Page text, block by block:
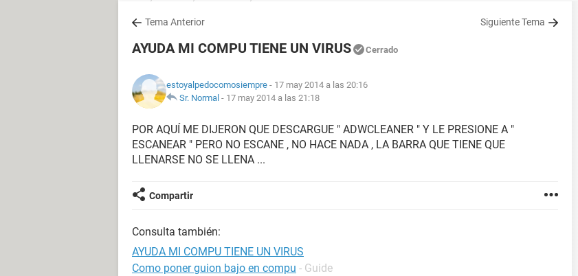
Tema Anterior Siguiente Tema
AYUDA MI COMPU TIENE UN VIRUS Cerrado
estoyalpedocomosiempre - 17 may 2014 a las 20:16
Sr. Normal - 17 may 2014 a las 21:18
POR AQUÍ ME DIJERON QUE DESCARGUE " ADWCLEANER " Y LE PRESIONE A "
ESCANEAR " PERO NO ESCANE , NO HACE NADA , LA BARRA QUE TIENE QUE
LLENARSE NO SE LLENA ...
Compartir
Consulta también:
AYUDA MI COMPU TIENE UN VIRUS
Como poner guion bajo en compu - Guide